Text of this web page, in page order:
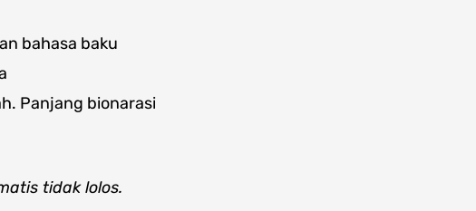
bahasa baku
Panjang bionarasi
tidak lolos.